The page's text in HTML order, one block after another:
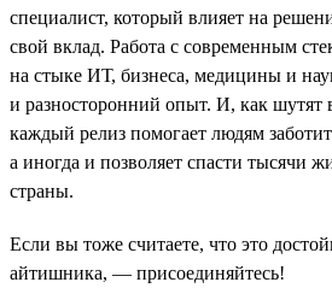
специалист, который влияет на
свой вклад. Работа с современным
на стыке ИТ, бизнеса, медицины и
и разносторонний опыт. И, как шутят
каждый релиз помогает людям
а иногда и позволяет спасти тысячи
страны.
Если вы тоже считаете, что это
айтишника, — присоединяйтесь!